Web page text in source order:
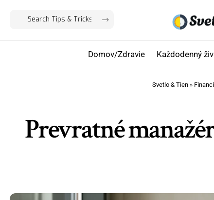
Domov/Zdravie Každodenný
Svetlo & Tien»
Prevratné